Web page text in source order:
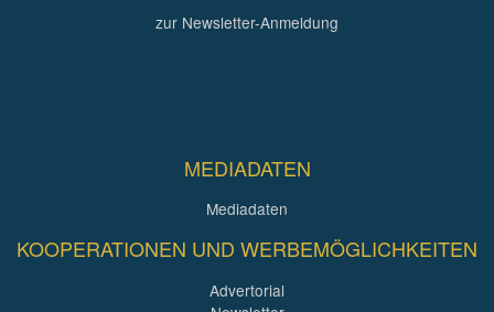
zur Newsletter-Anmeldung
MEDIADATEN
Mediadaten
KOOPERATIONEN UND WERBEMÖGLICHKEITEN
Advertorial